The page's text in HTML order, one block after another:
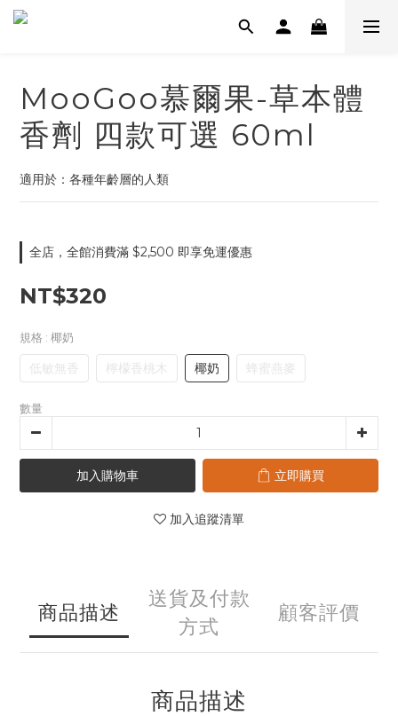
MooGoo慕爾果-草本體
香劑 四款可選 60ml
適用於：各種年齡層的人類
全店，全館消費滿 $2,500 即享免運優惠
NT$320
規格 : 椰奶
低敏無香 檸檬香桃木 椰奶 蜂蜜燕麥
數量
加入購物車 立即購買
加入追蹤清單
商品描述
送貨及付款
方式
顧客評價
商品描述